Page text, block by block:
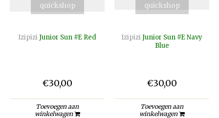
quickshop
IzipiziJunior Sun #E Red
€30,00
Toevoegen aan
winkelwagen
quickshop
IzipiziJunior Sun #E Navy
Blue
€30,00
Toevoegen aan
winkelwagen